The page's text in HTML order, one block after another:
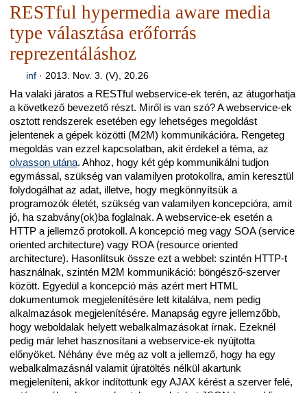
RESTful hypermedia aware media
type választása erőforrás
reprezentáláshoz
inf· 2013. Nov. 3. (V), 20.26
Ha valaki járatos a RESTful webservice-ek terén, az átugorhatja
a következő bevezető részt. Miről is van szó? A webservice-ek
osztott rendszerek esetében egy lehetséges megoldást
jelentenek a gépek közötti (M2M) kommunikációra. Rengeteg
megoldás van ezzel kapcsolatban, akit érdekel a téma, az
olvasson utána. Ahhoz, hogy két gép kommunikálni tudjon
egymással, szükség van valamilyen protokollra, amin keresztül
folydogálhat az adat, illetve, hogy megkönnyítsük a
programozók életét, szükség van valamilyen koncepcióra, amit
jó, ha szabvány(ok)ba foglalnak. A webservice-ek esetén a
HTTP a jellemző protokoll. A koncepció meg vagy SOA (service
oriented architecture) vagy ROA (resource oriented
architecture). Hasonlítsuk össze ezt a webbel: szintén HTTP-t
használnak, szintén M2M kommunikáció: böngésző-szerver
között. Egyedül a koncepció más azért mert HTML
dokumentumok megjelenítésére lett kitalálva, nem pedig
alkalmazások megjelenítésére. Manapság egyre jellemzőbb,
hogy weboldalak helyett webalkalmazásokat írnak. Ezeknél
pedig már lehet hasznosítani a webservice-ek nyújtotta
előnyöket. Néhány éve még az volt a jellemző, hogy ha egy
webalkalmazásnál valamit újratöltés nélkül akartunk
megjeleníteni, akkor indítottunk egy AJAX kérést a szerver felé,